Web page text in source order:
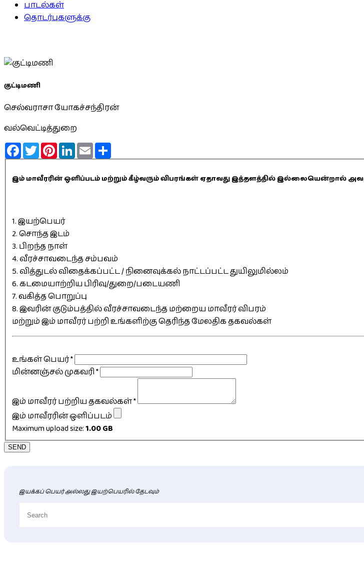
பாடல்கள்
தொடர்புகளுக்கு
குட்டிமணி
செல்வராசா யோகச்சந்திரன்
வல்வெட்டித்துறை
FacebookTwitterPinterestLinkedInEmail
இம் மாவீரரின் ஒளிப்படம் மற்றும் கீழ்வரும் விபரங்கள் ஏதாவது இத்தளத்தில் இல்லையென்றால்
1. இயற்பெயர்
2. சொந்த இடம்
3. பிறந்த நாள்
4. வீரச்சாவடைந்த சம்பவம்
5. வித்துடல் விதைக்கப்பட்ட / நினைவுக்கல் நாட்டப்பட்ட துயிலுமில்லம்
6. கடமையாற்றிய பிரிவு/துறை/படையணி
7. வகித்த பொறுப்பு
8. இவரின் குடும்பத்தில் வீரச்சாவடைந்த மற்றைய மாவீரர் விபரம்
மற்றும் இம் மாவீரர் பற்றி உங்களிற்கு தெரிந்த மேலதிக தகவல்கள்
உங்கள் பெயர்*
மின்னஞ்சல் முகவரி*
இம் மாவீரர் பற்றிய தகவல்கள்*
இம் மாவீரரின் ஒளிப்படம்
Maximum upload size:1.00 GB
SEND
இயக்கப் பெயர் அல்லது இயற்பெயரில் தேடவும்